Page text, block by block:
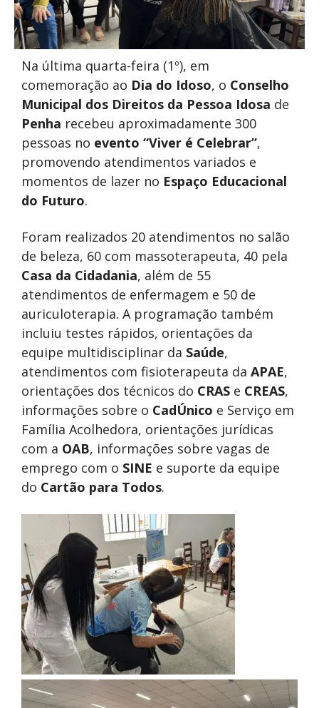
Na última quarta-feira (1º), em
comemoração ao Dia do Idoso, o Conselho
Municipal dos Direitos da Pessoa Idosa de
Penha recebeu aproximadamente 300
pessoas no evento “Viver é Celebrar”,
promovendo atendimentos variados e
momentos de lazer no Espaço Educacional
do Futuro.
Foram realizados 20 atendimentos no salão
de beleza, 60 com massoterapeuta, 40 pela
Casa da Cidadania, além de 55
atendimentos de enfermagem e 50 de
auriculoterapia. A programação também
incluiu testes rápidos, orientações da
equipe multidisciplinar da Saúde,
atendimentos com fisioterapeuta da APAE,
orientações dos técnicos do CRAS e CREAS,
informações sobre o CadÚnico e Serviço em
Família Acolhedora, orientações jurídicas
com a OAB, informações sobre vagas de
emprego com o SINE e suporte da equipe
do Cartão para Todos.